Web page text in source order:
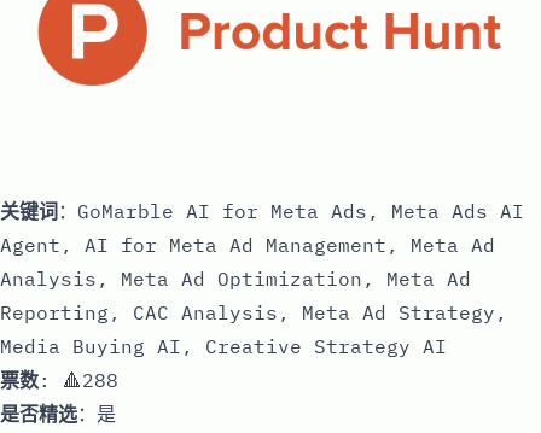
关键词 ：GoMarble AI for Meta Ads, Meta Ads AI
Agent, AI for Meta Ad Management, Meta Ad
Analysis, Meta Ad Optimization, Meta Ad
Reporting, CAC Analysis, Meta Ad Strategy,
Media Buying AI, Creative Strategy AI
票数: 🔺288
是否精选：是